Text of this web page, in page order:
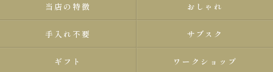
当店の特徴 おしゃれ
手入れ不要 サブスク
ギフト ワークショップ